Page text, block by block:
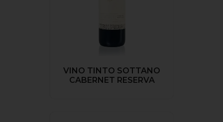
VINO TINTO SOTTANO
CABERNET RESERVA